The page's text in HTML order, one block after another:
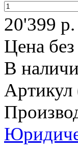
20'399 р.
Цена
В